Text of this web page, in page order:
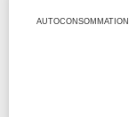
AUTOCONSOMMATION